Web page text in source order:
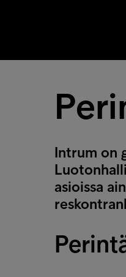
Intrum on
asioissa